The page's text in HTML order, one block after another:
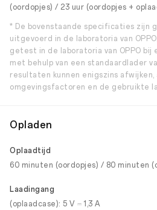
(oordopjes) / 23 uur (oordopjes +
* De bovenstaande specificaties zijn
uitgevoerd in de laboratoria van
getest in de laboratoria van OPPO bij
met behulp van een standaardlader
resultaten kunnen enigszins afwijken,
omgevingsfactoren en de gebruikte
Opladen
Oplaadtijd
60 minuten (oordopjes) / 80 minuten
Laadingang
(oplaadcase): 5 V ⎓ 1,3 A